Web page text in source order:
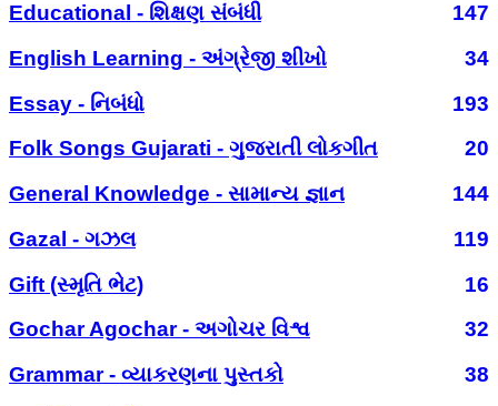
Educational - શિક્ષણ સંબંધી
147
English Learning - અંગ્રેજી શીખો
34
Essay - નિબંધો
193
Folk Songs Gujarati - ગુજરાતી લોકગીત
20
General Knowledge - સામાન્ય જ્ઞાન
144
Gazal - ગઝલ
119
Gift (સ્મૃતિ ભેટ)
16
Gochar Agochar - અગોચર વિશ્વ
32
Grammar - વ્યાકરણના પુસ્તકો
38